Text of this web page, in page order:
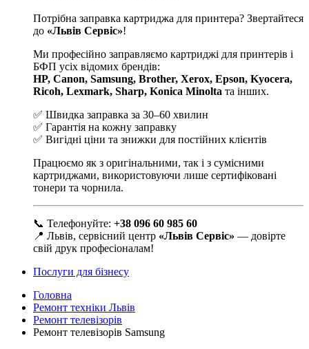
Потрібна заправка картриджа для принтера? Звертайтеся
до «Львів Сервіс»!
Ми професійно заправляємо картриджі для принтерів і
БФП усіх відомих брендів:
HP, Canon, Samsung, Brother, Xerox, Epson, Kyocera,
Ricoh, Lexmark, Sharp, Konica Minolta та інших.
✅ Швидка заправка за 30–60 хвилин
✅ Гарантія на кожну заправку
✅ Вигідні ціни та знижки для постійних клієнтів
Працюємо як з оригінальними, так і з сумісними
картриджами, використовуючи лише сертифіковані
тонери та чорнила.
📞 Телефонуйте: +38 096 60 985 60
📍 Львів, сервісний центр «Львів Сервіс» — довірте
свій друк професіоналам!
Послуги для бізнесу
Головна
Ремонт техніки Львів
Ремонт телевізорів
Ремонт телевізорів Samsung